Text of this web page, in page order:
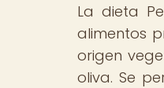
La dieta
alimentos
origen
oliva. Se